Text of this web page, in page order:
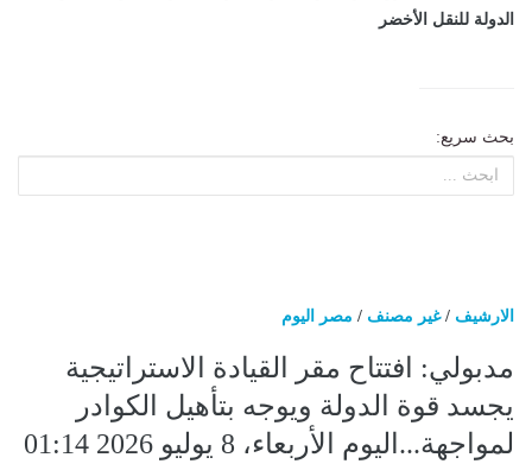
الدولة للنقل الأخضر
بحث سريع:
الارشيف /غير مصنف / مصر اليوم
مدبولي: افتتاح مقر القيادة الاستراتيجية
يجسد قوة الدولة ويوجه بتأهيل الكوادر
لمواجهة...اليوم الأربعاء، 8 يوليو 2026 01:14